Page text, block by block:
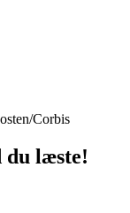
Corbis
du læste!